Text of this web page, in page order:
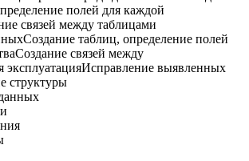
полей для каждой
связей между таблицами
таблиц, определение полей
связей между
эксплуатацияИсправление выявленных
структуры